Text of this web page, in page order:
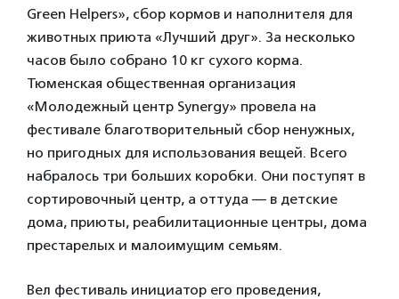
Green Helpers», сбор кормов и наполнителя для
животных приюта «Лучший друг». За несколько
часов было собрано 10 кг сухого корма.
Тюменская общественная организация
«Молодежный центр Synergy» провела на
фестивале благотворительный сбор ненужных,
но пригодных для использования вещей. Всего
набралось три больших коробки. Они поступят в
сортировочный центр, а оттуда — в детские
дома, приюты, реабилитационные центры, дома
престарелых и малоимущим семьям.
Вел фестиваль инициатор его проведения,